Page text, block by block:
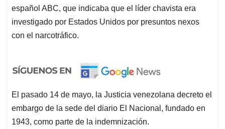
español ABC, que indicaba que el líder chavista era
investigado por Estados Unidos por presuntos nexos
con el narcotráfico.
El pasado 14 de mayo, la Justicia venezolana decreto el
embargo de la sede del diario El Nacional, fundado en
1943, como parte de la indemnización.